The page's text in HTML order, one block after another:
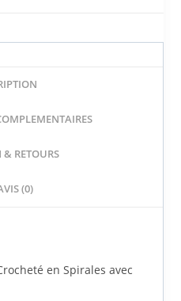
& RETOURS
(0)
en Spirales avec